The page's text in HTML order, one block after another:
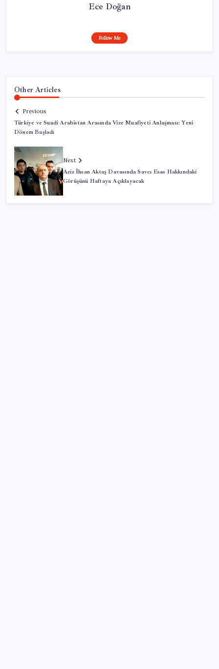
Ece Doğan
Follow Me
Other Articles
Previous
Türkiye ve Suudi Arabistan Arasında Vize Muafiyeti Anlaşması: Yeni
Dönem Başladı
Next
Aziz İhsan Aktaş Davasında Savcı Esas Hakkındaki
Görüşünü Haftaya Açıklayacak